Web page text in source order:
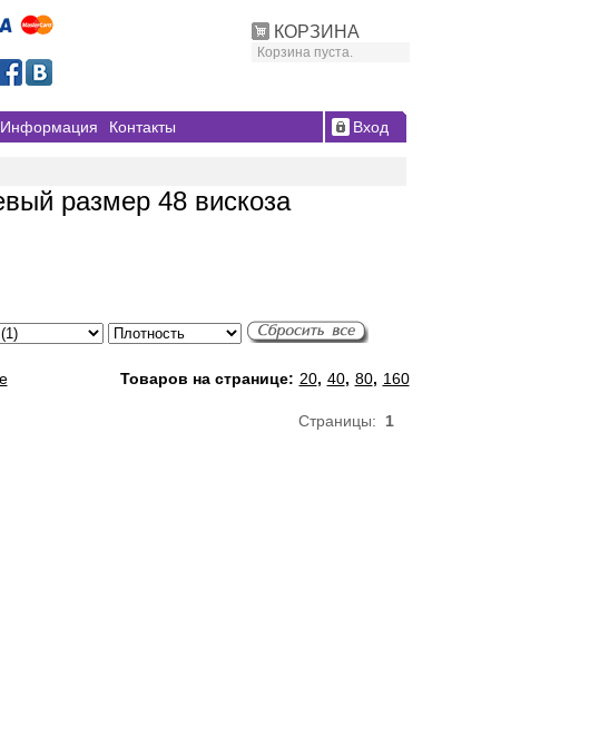
КОРЗИНА
Корзина пуста.
Информация Контакты Вход
размер 48 вискоза
Товаров на странице: 20, 40, 80, 160
Страницы: 1